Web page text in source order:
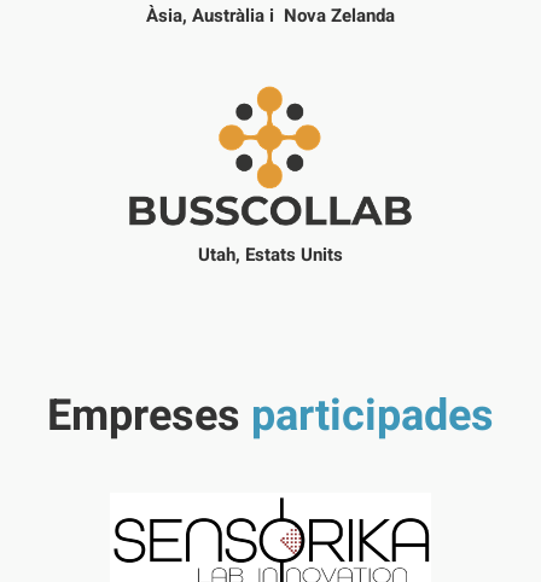
Àsia, Austràlia i Nova Zelanda
Utah, Estats Units
Empreses participades